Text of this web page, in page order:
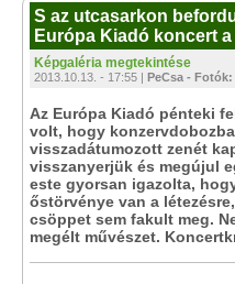
S az utcasarkon
Európa Kiadó koncert
Képgaléria megtekintése
2013.10.13. - 17:55 | PeCsa - Fotók:
Az Európa Kiadó pénteki
volt, hogy
visszadátumozott zenét
visszanyerjük és megújul
este gyorsan igazolta,
őstörvénye van a
csöppet sem fakult meg.
megélt művészet.